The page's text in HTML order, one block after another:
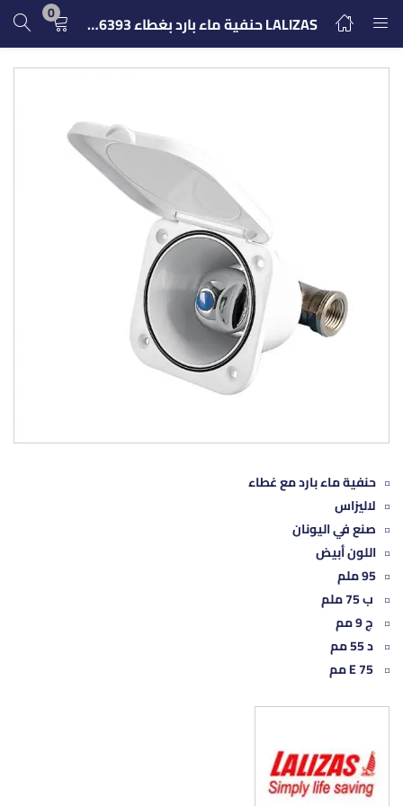
LALIZAS حنفية ماء بارد بغطاء 196393 0
تسجيل الدخول التسجيل
ادخل اسم المستخدم وكلمة المرور للدخول.
تسجيل الدخول
كلمة مرور مفقودة؟
حنفية ماء بارد مع غطاء
لاليزاس
صنع في اليونان
اللون أبيض
95 ملم
ب 75 ملم
ج 9 مم
د 55 مم